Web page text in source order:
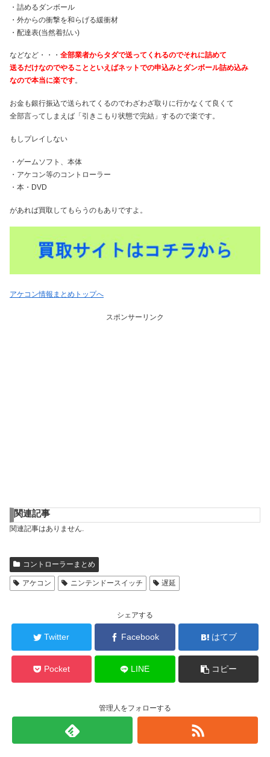
・詰めるダンボール
・外からの衝撃を和らげる緩衝材
・配達表(当然着払い)
などなど・・・ 全部業者からタダで送ってくれるのでそれに詰めて
送るだけなのでやることといえばネットでの申込みとダンボール詰め込み
なので本当に楽です。
お金も銀行振込で送られてくるのでわざわざ取りに行かなくて良くて
全部言ってしまえば「引きこもり状態で完結」するので楽です。
もしプレイしない
・ゲームソフト、本体
・アケコン等のコントローラー
・本・DVD
があれば買取してもらうのもありですよ。
アケコン情報まとめトップへ
スポンサーリンク
関連記事
関連記事はありません.
コントローラーまとめ
アケコン ニンテンドースイッチ 遅延
シェアする
Twitter Facebook はてブ
Pocket LINE コピー
管理人をフォローする